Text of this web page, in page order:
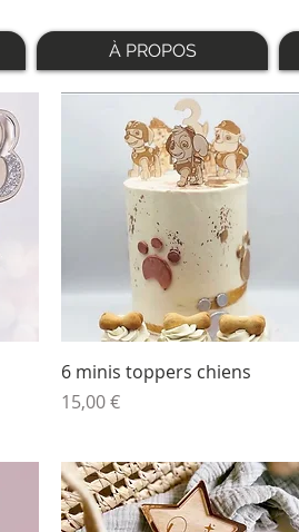
À PROPOS
Aperçu rapide
6 minis toppers chiens
Prix
15,00 €